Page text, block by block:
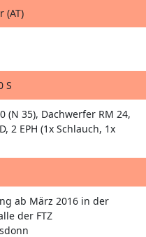
(AT)
S
(N 35), Dachwerfer RM 24,
2 EPH (1x Schlauch, 1x
ab März 2016 in der
der FTZ